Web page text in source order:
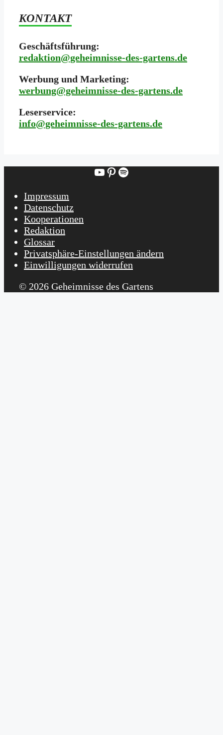
KONTAKT
Geschäftsführung:
redaktion@geheimnisse-des-gartens.de
Werbung und Marketing:
werbung@geheimnisse-des-gartens.de
Leserservice:
info@geheimnisse-des-gartens.de
YouTube
Pinterest
Spotify
Impressum
Datenschutz
Kooperationen
Redaktion
Glossar
Privatsphäre-Einstellungen ändern
Einwilligungen widerrufen
© 2026 Geheimnisse des Gartens